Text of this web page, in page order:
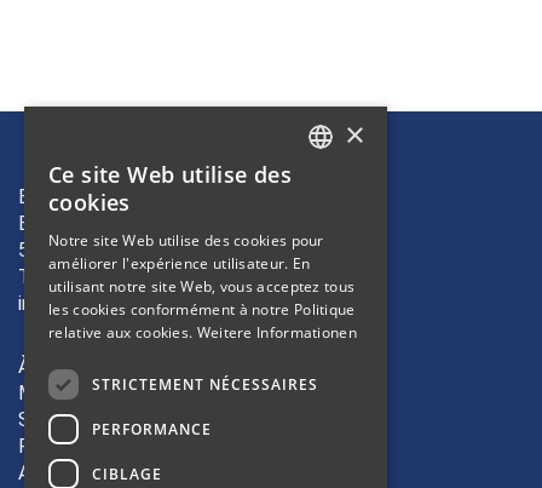
Bibliosuisse
Bleichemattstrasse 42
5000 Aarau
T +41 62 823 19 38
info(at)bibliosuisse.ch
À propos
Membres
Sections
Formation
Activités
×
Ce site Web utilise des
cookies
Notre site Web utilise des cookies pour
améliorer l'expérience utilisateur. En
utilisant notre site Web, vous acceptez tous
les cookies conformément à notre Politique
relative aux cookies. Weitere Informationen
STRICTEMENT NÉCESSAIRES
PERFORMANCE
CIBLAGE